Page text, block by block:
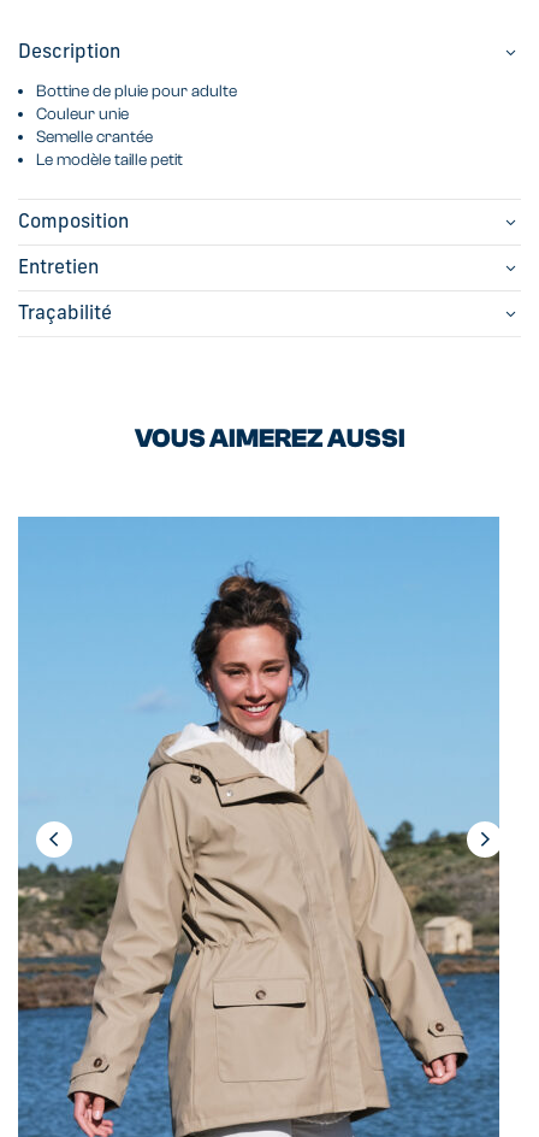
Description
Bottine de pluie pour adulte
Couleur unie
Semelle crantée
Le modèle taille petit
Composition
Entretien
Traçabilité
VOUS AIMEREZ AUSSI